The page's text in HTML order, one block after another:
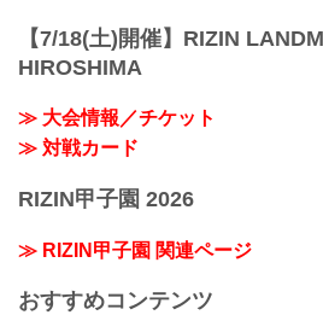
【7/18(土)開催】RIZIN
HIROSHIMA
≫ 大会情報／チケット
≫ 対戦カード
RIZIN甲子園 2026
≫ RIZIN甲子園 関連ページ
おすすめコンテンツ